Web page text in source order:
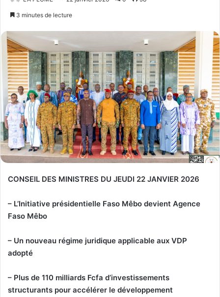
3 minutes de lecture
CONSEIL DES MINISTRES DU JEUDI 22 JANVIER 2026
– L’Initiative présidentielle Faso Mêbo devient Agence
Faso Mêbo
– Un nouveau régime juridique applicable aux VDP
adopté
– Plus de 110 milliards Fcfa d’investissements
structurants pour accélérer le développement